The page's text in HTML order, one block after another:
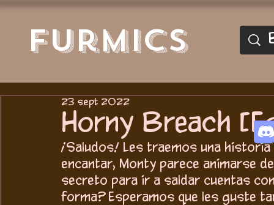
furmics
Horny Breach
23 sept 2022
¡Saludos! Les traemos una
encantar, Monty parece animarse
secreto para ir a saldar cuentas
forma? Esperamos que les guste